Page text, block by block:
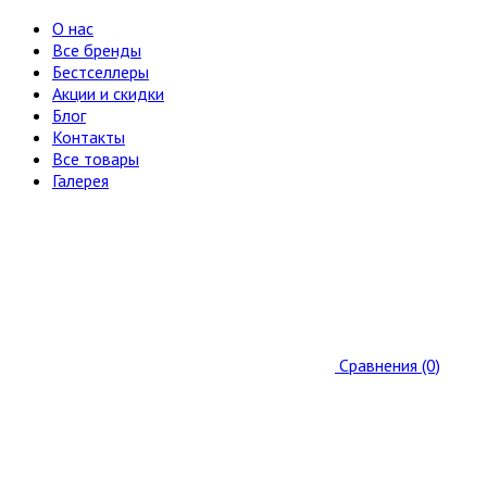
О нас
Все бренды
Бестселлеры
Акции и скидки
Блог
Контакты
Все товары
Галерея
Сравнения (0)